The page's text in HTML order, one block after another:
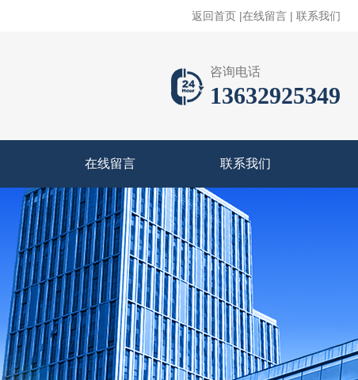
返回首页 |在线留言 | 联系我们
咨询电话
13632925349
在线留言 联系我们